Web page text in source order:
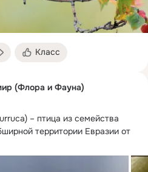
Класс
(Флора и Фауна)
– птица из семейства
территории Евразии от